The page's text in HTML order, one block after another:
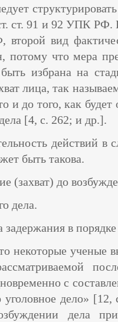
ст. 91 и 92 УПК
вид
потому что мера
избрана на
лица, так
и до того, как
[4, с. 262; и др.].
действий в
быть такова.
(захват) до
дела.
задержания в
некоторые ученые
с
уголовное дело»
дела